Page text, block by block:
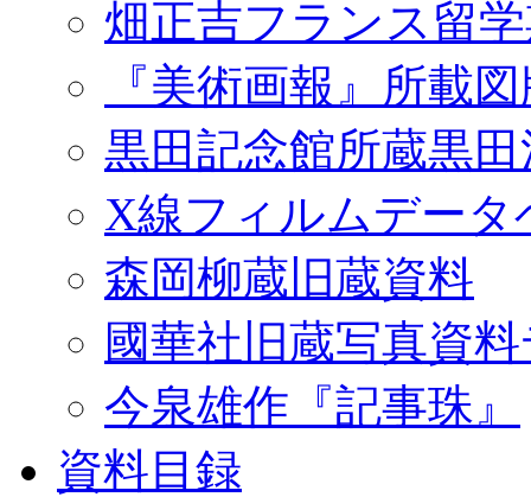
畑正吉フランス留
『美術画報』所載
黒田記念館所蔵黒
X線フィルムデータ
森岡柳蔵旧蔵資料
國華社旧蔵写真資
今泉雄作『記事珠』
資料目録